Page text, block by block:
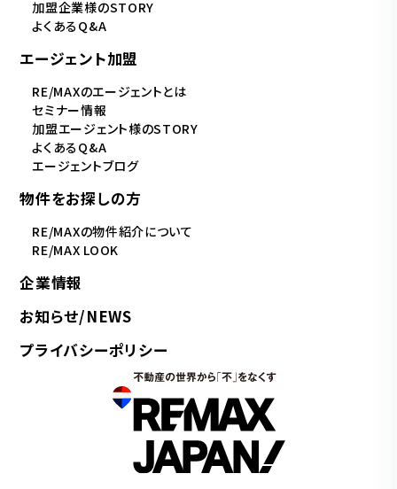
加盟企業様のSTORY
よくあるQ&A
エージェント加盟
RE/MAXのエージェントとは
セミナー情報
加盟エージェント様のSTORY
よくあるQ&A
エージェントブログ
物件をお探しの方
RE/MAXの物件紹介について
RE/MAX LOOK
企業情報
お知らせ/NEWS
プライバシーポリシー